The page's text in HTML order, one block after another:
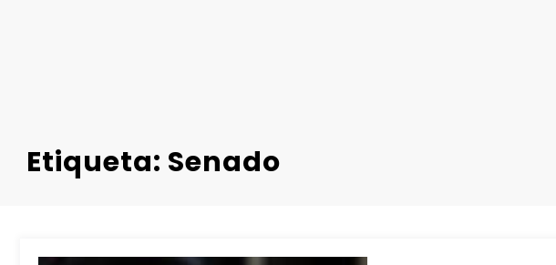
Etiqueta: Senado